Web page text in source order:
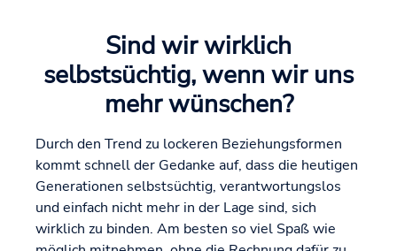
Sind wir wirklich
selbstsüchtig, wenn wir uns
mehr wünschen?
Durch den Trend zu lockeren Beziehungsformen
kommt schnell der Gedanke auf, dass die heutigen
Generationen selbstsüchtig, verantwortungslos
und einfach nicht mehr in der Lage sind, sich
wirklich zu binden. Am besten so viel Spaß wie